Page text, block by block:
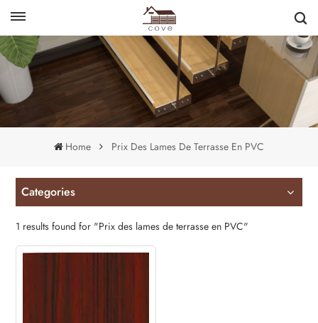
English
français
Home Prix ​​des Lames De Terrasse En PVC
Categories
1 results found for "Prix ​​des lames de terrasse en PVC"